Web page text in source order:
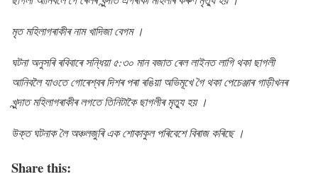
মৃত মহিলাগৰাকীৰ নাম খাদিজা বেগম ।
ঘটনা অনুসৰি ৰবিবাৰে সন্ধিয়া ৫:৩০ মান বজাত ৰেল লাইনত লাগি থকা ছাগলী
আনিবলৈ যাওতে গোৰেশ্বৰ দিশৰ পৰা ৰঙিয়া অভিমূখে গৈ থকা পেচেঞ্জাৰ গাড়ীখনৰ
খুন্দাত মহিলাগৰাকীৰ লগতে তিনিটাকৈ ছাগলীৰ মৃত্যু হয় ।
উক্ত ঘটনাক লৈ অঞ্চলজুৰি এক শোকাকুল পৰিবেশে বিৰাজ কৰিছে ।
Share this: